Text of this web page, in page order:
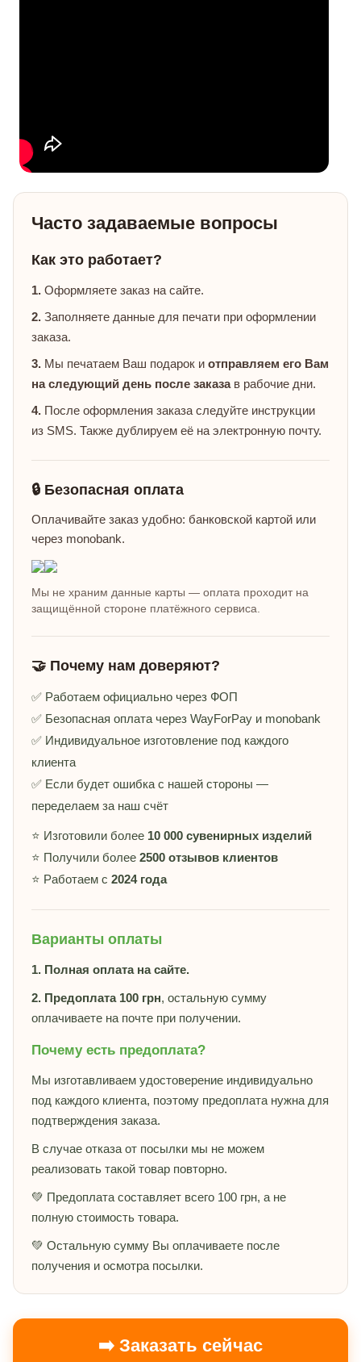
Часто задаваемые вопросы
Как это работает?
1. Оформляете заказ на сайте.
2. Заполняете данные для печати при оформлении
заказа.
3. Мы печатаем Ваш подарок и отправляем его Вам
на следующий день после заказав рабочие дни.
4. После оформления заказа следуйте инструкции
из SMS. Также дублируем её на электронную почту.
🔒 Безопасная оплата
Оплачивайте заказ удобно: банковской картой или
через monobank.
Мы не храним данные карты — оплата проходит на
защищённой стороне платёжного сервиса.
🤝 Почему нам доверяют?
✅ Работаем официально через ФОП
✅ Безопасная оплата через WayForPay и monobank
✅ Индивидуальное изготовление под каждого
клиента
✅ Если будет ошибка с нашей стороны —
переделаем за наш счёт
⭐ Изготовили более 10 000 сувенирных изделий
⭐ Получили более 2500 отзывов клиентов
⭐ Работаем с 2024 года
Варианты оплаты
1. Полная оплата на сайте.
2. Предоплата 100 грн, остальную сумму
оплачиваете на почте при получении.
Почему есть предоплата?
Мы изготавливаем удостоверение индивидуально
под каждого клиента, поэтому предоплата нужна для
подтверждения заказа.
В случае отказа от посылки мы не можем
реализовать такой товар повторно.
💚 Предоплата составляет всего 100 грн, а не
полную стоимость товара.
💚 Остальную сумму Вы оплачиваете после
получения и осмотра посылки.
➡️ Заказать сейчас